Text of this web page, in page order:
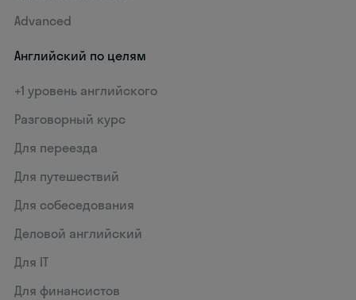
Advanced
Английский по целям
+1 уровень английского
Разговорный курс
Для переезда
Для путешествий
Для собеседования
Деловой английский
Для IT
Для финансистов